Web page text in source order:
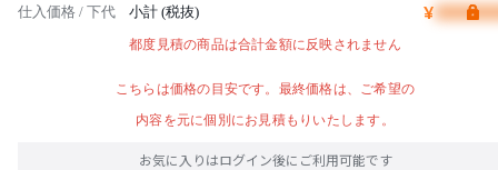
仕入価格 / 下代 小計 (税抜) ¥
都度見積の商品は合計金額に反映されません
こちらは価格の目安です。最終価格は、ご希望の
内容を元に個別にお見積もりいたします。
お気に入りはログイン後にご利用可能です